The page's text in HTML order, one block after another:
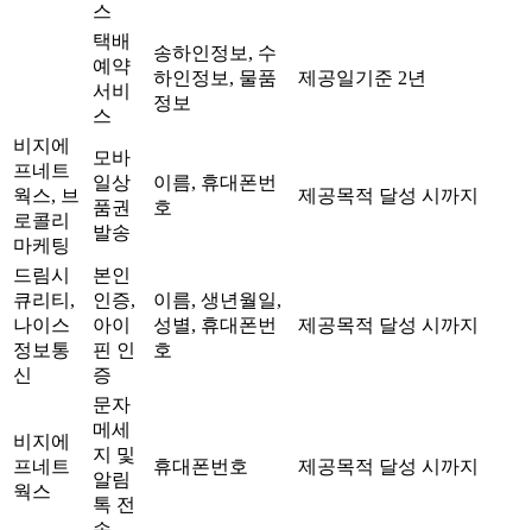
스
택배
예약
서비
스
송하인정보, 수
하인정보, 물품
정보
제공일기준 2년
비지에
프네트
웍스, 브
로콜리
마케팅
모바
일상
품권
발송
이름, 휴대폰번
호
제공목적 달성 시까지
드림시
큐리티,
나이스
정보통
신
본인
인증,
아이
핀 인
증
이름, 생년월일,
성별, 휴대폰번
호
제공목적 달성 시까지
비지에
프네트
웍스
문자
메세
지 및
알림
톡 전
휴대폰번호 제공목적 달성 시까지